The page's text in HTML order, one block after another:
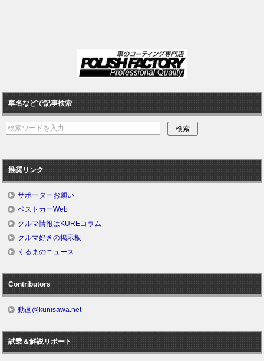
車名などで記事検索
推奨リンク
サポーターお願い
ベストカーWeb
クルマ情報はKUREコラム
クルマ好きの掲示板
くるまのニュース
Contributors
動画@kunisawa.net
試乗＆解説リポート